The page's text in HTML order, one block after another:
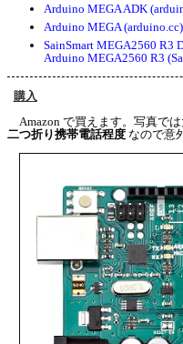
Arduino MEGA ADK
Arduino MEGA (arduino.cc)
SainSmart MEGA2560 R3
Arduino MEGA2560 R3
購入
Amazon で買えます。写真で
二つ折り携帯電話程度 なので意